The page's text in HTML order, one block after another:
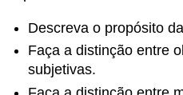
Descreva o propósito
Faça a distinção entre
subjetivas.